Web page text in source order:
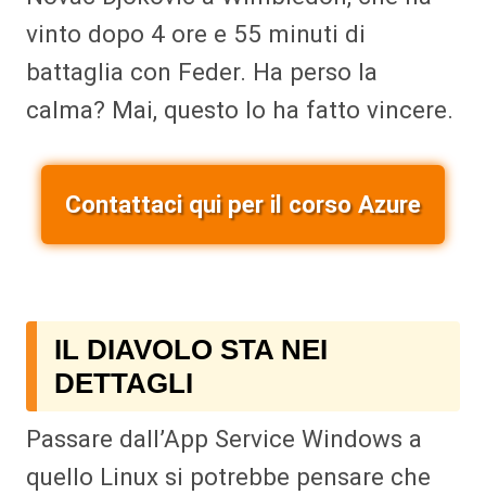
vinto dopo 4 ore e 55 minuti di
battaglia con Feder. Ha perso la
calma? Mai, questo lo ha fatto vincere.
Contattaci qui per il corso Azure
IL DIAVOLO STA NEI
DETTAGLI
Passare dall’App Service Windows a
quello Linux si potrebbe pensare che